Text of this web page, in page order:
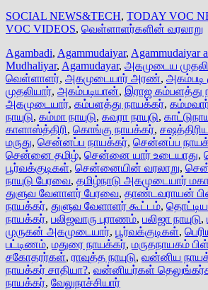
SOCIAL NEWS&TECH, TODAY VOC
VOC VIDEOS, வெள்ளாளர்களின் வரலாறு
Agambadi, Agammudaiyar, Agammudaiyar
Mudhaliyar, Agamudayar, அகமுடைய
வெள்ளாளர், அகமுடையார் அரண், அகம்படி
முதலியார், அகம்படியான், இராஜ கம்பளத்து
அகமுடையார், கம்பளத்து நாயக்கர்,
நாயுடு, கம்மா நாயுடு, கவுரா நாயுடு,
காளாஸ்த்திரி, கொங்கு நாயக்கர்,
மருது, சென்னப்ப நாயக்கர், சென்னப்ப
சென்னை தமிழ், சென்னை யார் உடையாது,
பூர்வக்குடிகள், சென்னையின் வரலாறு,
நாயுடு பேரவை, தமிழ்நாடு அகமுடையார்
துளுவ வேளாளர் பேரவை, தாண்டவராயன்
நாயக்கர், துளுவ வேளாளர் கூட்டம்,
நாயக்கர், பலிஜவாரு புராணம், பலிஜா நாயுடு,
முருகன் அகமுடையார், பூர்வக்குடிகள்,
பட்டிணம், மதுரை நாயக்கர், மருதநாயகம்
சகோதரர்கள், ராவுத்த நாயுடு, வன்னிய
நாயக்கர் சாதியா?, வன்னியர்கள்
நாயக்கர், வேலுநாச்சியார்